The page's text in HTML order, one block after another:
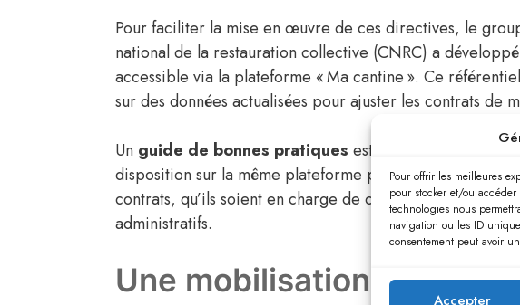
Pour offrir les meilleures
pour stocker et/ou
technologies nous
navigation ou les ID
consentement peut avoir
Accepter
Pour faciliter la mise en œuvre de ces directives, le
national de la restauration collective (CNRC) a
accessible via la plateforme « Ma cantine ». Ce
sur des données actualisées pour ajuster les contrats de
Un guide de bonnes pratiques est également en
disposition sur la même plateforme pour offrir des
contrats, qu’ils soient en charge de cantines scolaires,
administratifs.
Une mobilisation